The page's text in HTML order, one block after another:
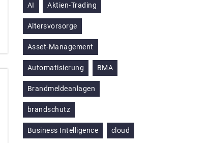
AI Aktien-Trading
Altersvorsorge
Asset-Management
Automatisierung BMA
Brandmeldeanlagen
brandschutz
Business Intelligence cloud